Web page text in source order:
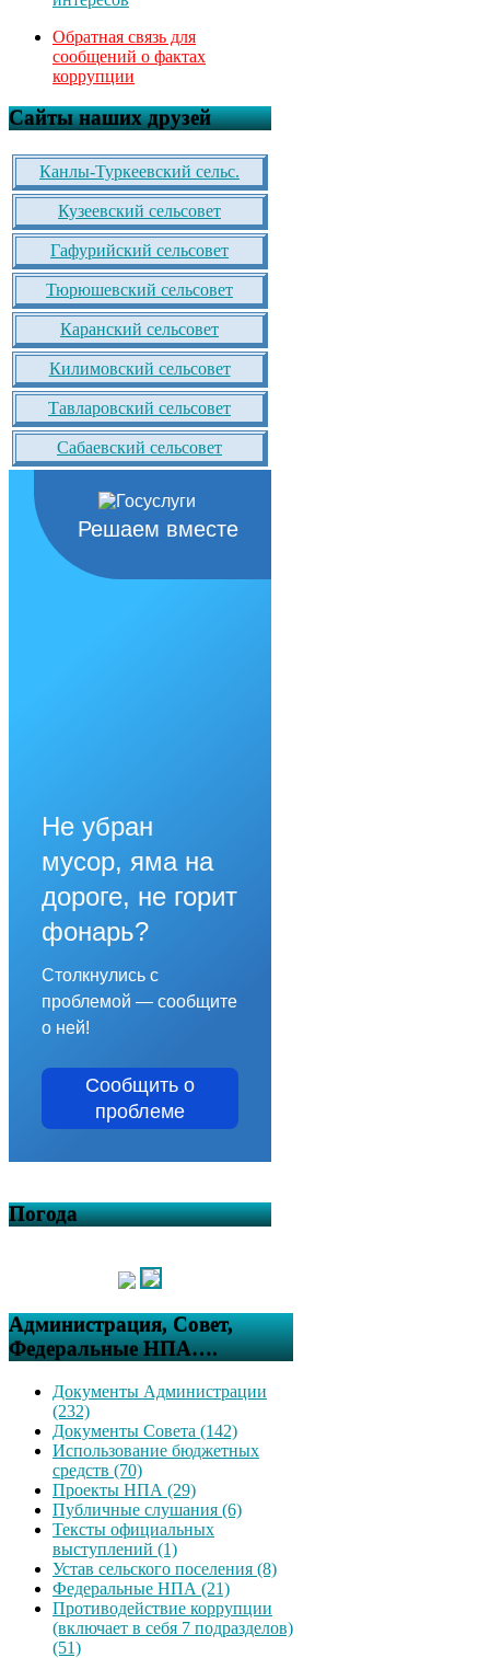
Обратная связь для
сообщений о фактах
коррупции
Сайты наших друзей
Канлы-Туркеевский сельс.
Кузеевский сельсовет
Гафурийский сельсовет
Тюрюшевский сельсовет
Каранский сельсовет
Килимовский сельсовет
Тавларовский сельсовет
Сабаевский сельсовет
Решаем вместе
Не убран
мусор, яма на
дороге, не горит
фонарь?
Столкнулись с
проблемой — сообщите
о ней!
Сообщить о
проблеме
Погода
Администрация, Совет,
Федеральные НПА….
Документы Администрации
(232)
Документы Совета (142)
Использование бюджетных
средств (70)
Проекты НПА (29)
Публичные слушания (6)
Тексты официальных
выступлений (1)
Устав сельского поселения (8)
Федеральные НПА (21)
Противодействие коррупции
(включает в себя 7 подразделов)
(51)